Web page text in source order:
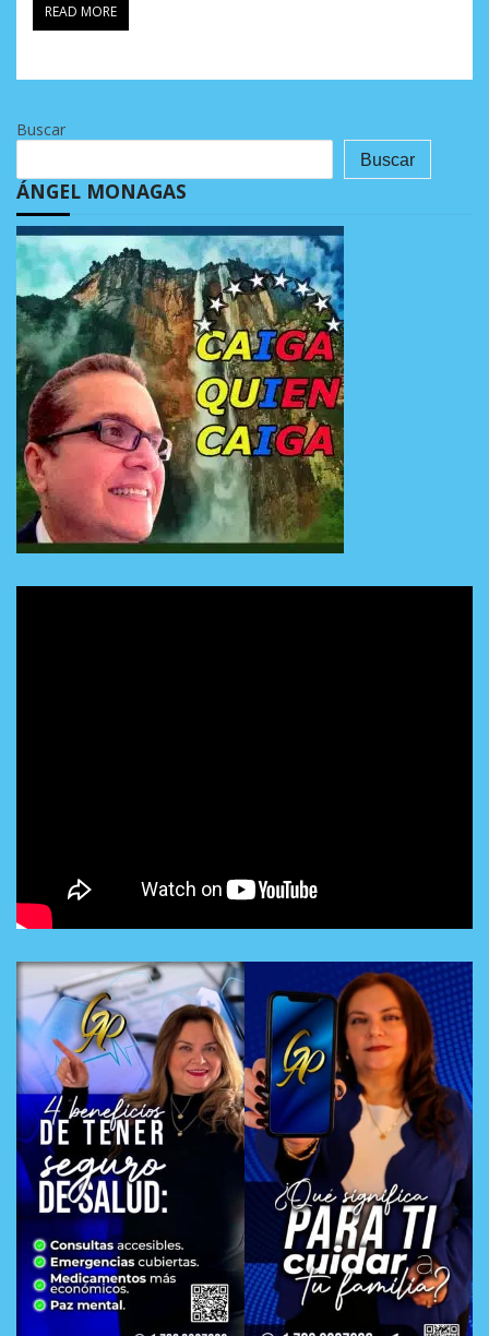
READ MORE
Buscar
Buscar
ÁNGEL MONAGAS